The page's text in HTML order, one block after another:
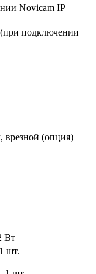
Novicam IP
подключении
врезной (опция)
Вт
шт.